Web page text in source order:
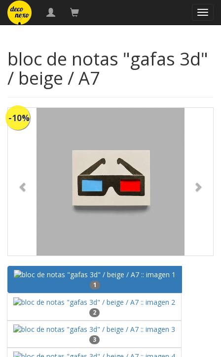
bloc de notas "gafas 3d"
/ beige / A7
-10%
1
2
3